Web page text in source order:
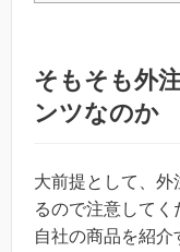
そもそも外
ンツなのか
大前提として、外
るので注意してく
自社の商品を紹介